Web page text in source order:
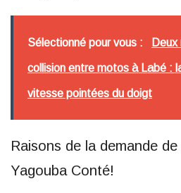
Sélectionné pour vous :
collision entre motos à Labé :
vitesse pointées du doigt
Raisons de la demande
Yagouba Conté!